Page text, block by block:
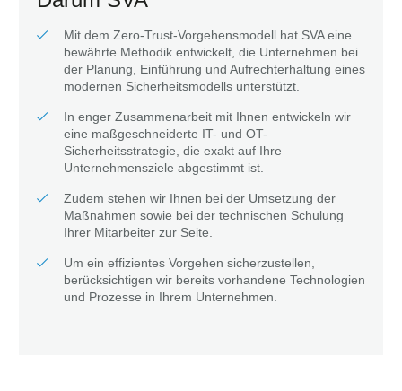
Mit dem Zero-Trust-Vorgehensmodell hat SVA eine
bewährte Methodik entwickelt, die Unternehmen bei
der Planung, Einführung und Aufrechterhaltung eines
modernen Sicherheitsmodells unterstützt.
In enger Zusammenarbeit mit Ihnen entwickeln wir
eine maßgeschneiderte IT- und OT-
Sicherheitsstrategie, die exakt auf Ihre
Unternehmensziele abgestimmt ist.
Zudem stehen wir Ihnen bei der Umsetzung der
Maßnahmen sowie bei der technischen Schulung
Ihrer Mitarbeiter zur Seite.
Um ein effizientes Vorgehen sicherzustellen,
berücksichtigen wir bereits vorhandene Technologien
und Prozesse in Ihrem Unternehmen.